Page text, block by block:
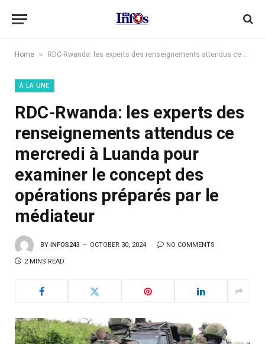
Home » RDC-Rwanda: les experts des renseignements attendus ce mercredi à Luanda pour examiner le concept des opérations préparés par le médiateur
À LA UNE
RDC-Rwanda: les experts des
renseignements attendus ce
mercredi à Luanda pour
examiner le concept des
opérations préparés par le
médiateur
BY INFOS243 OCTOBER 30, 2024 NO COMMENTS
2 MINS READ